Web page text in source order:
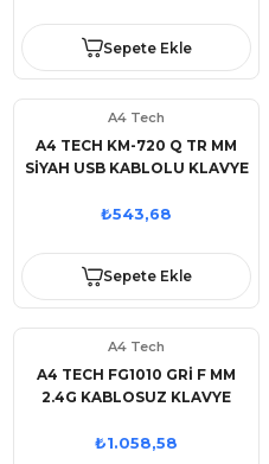
Sepete Ekle
A4 Tech
A4 TECH KM-720 Q TR MM
SİYAH USB KABLOLU KLAVYE
₺543,68
Sepete Ekle
A4 Tech
A4 TECH FG1010 GRİ F MM
2.4G KABLOSUZ KLAVYE
₺1.058,58